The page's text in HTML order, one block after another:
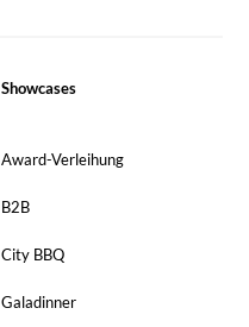
Showcases
Award-Verleihung
B2B
City BBQ
Galadinner